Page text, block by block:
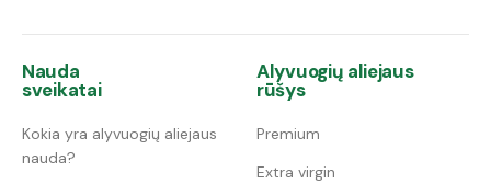
Nauda
sveikatai
Kokia yra alyvuogių aliejaus
nauda?
Alyvuogių aliejaus
rūšys
Premium
Extra virgin